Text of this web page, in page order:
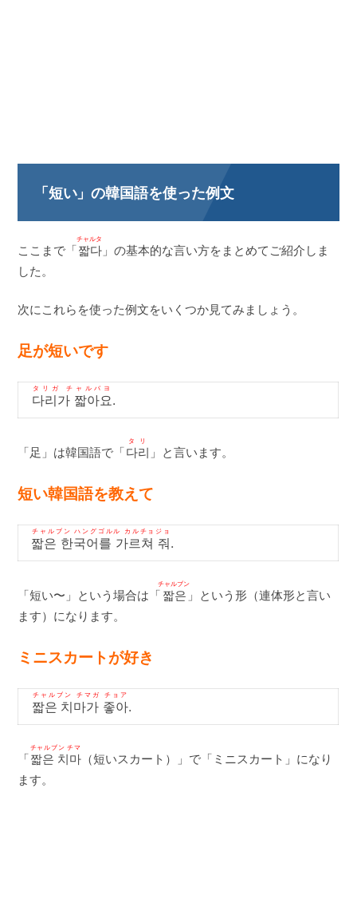
「短い」の韓国語を使った例文
ここまで「짧다
チャルタ
」の基本的な言い方をまとめてご紹介しま
した。
次にこれらを使った例文をいくつか見てみましょう。
足が短いです
다리가 짧아요
タリガ チャルバヨ
.
「足」は韓国語で「다리
タリ
」と言います。
短い韓国語を教えて
짧은 한국어를 가르쳐 줘
チャルブン ハングゴルル カルチョジョ
.
「短い〜」という場合は「 짧은
チャルブン
」という形（連体形と言い
ます）になります。
ミニスカートが好き
짧은 치마가 좋아
チャルブン チマガ チョア
.
「짧은 치마
チャルブン チマ
（短いスカート）」で「ミニスカート」になり
ます。